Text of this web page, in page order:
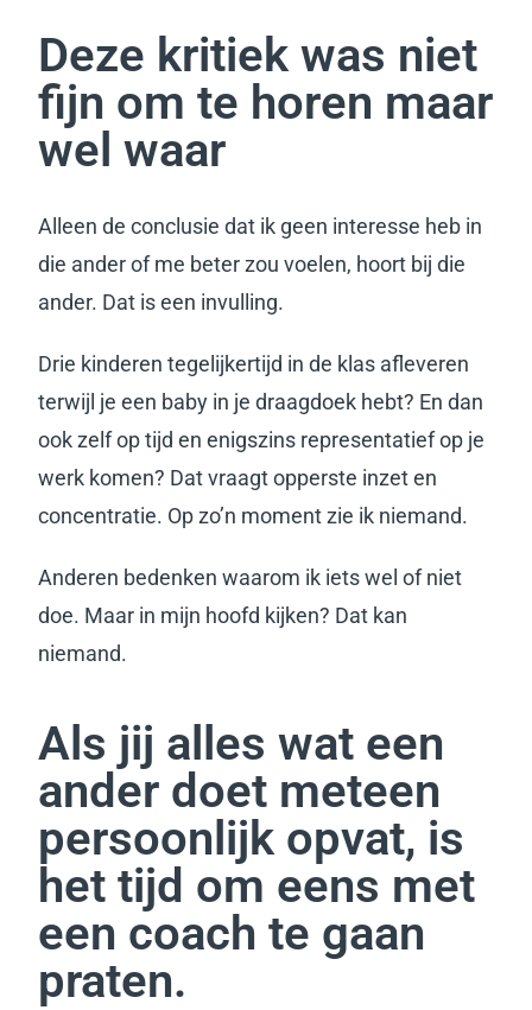
Deze kritiek was niet
fijn om te horen maar
wel waar
Alleen de conclusie dat ik geen interesse heb in
die ander of me beter zou voelen, hoort bij die
ander. Dat is een invulling.
Drie kinderen tegelijkertijd in de klas afleveren
terwijl je een baby in je draagdoek hebt? En dan
ook zelf op tijd en enigszins representatief op je
werk komen? Dat vraagt opperste inzet en
concentratie. Op zo’n moment zie ik niemand.
Anderen bedenken waarom ik iets wel of niet
doe. Maar in mijn hoofd kijken? Dat kan
niemand.
Als jij alles wat een
ander doet meteen
persoonlijk opvat, is
het tijd om eens met
een coach te gaan
praten.